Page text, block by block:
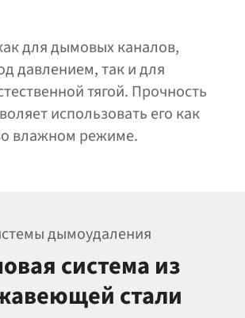
для дымовых каналов,
давлением, так и для
тягой. Прочность
использовать его как
влажном режиме.
дымоудаления
система из
стали